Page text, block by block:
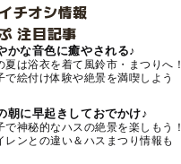
チオシ情報
注目記事
かな音色に癒やされる♪
夏は浴衣を着て風鈴市・まつりへ！
で絵付け体験や絶景を満喫しよう
朝に早起きしておでかけ♪
で神秘的なハスの絶景を楽しもう！
レンとの違い＆ハスまつり情報も